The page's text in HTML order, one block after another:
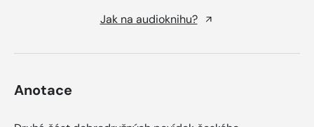
Jak na audioknihu?
Anotace